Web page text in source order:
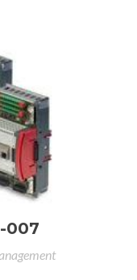
007